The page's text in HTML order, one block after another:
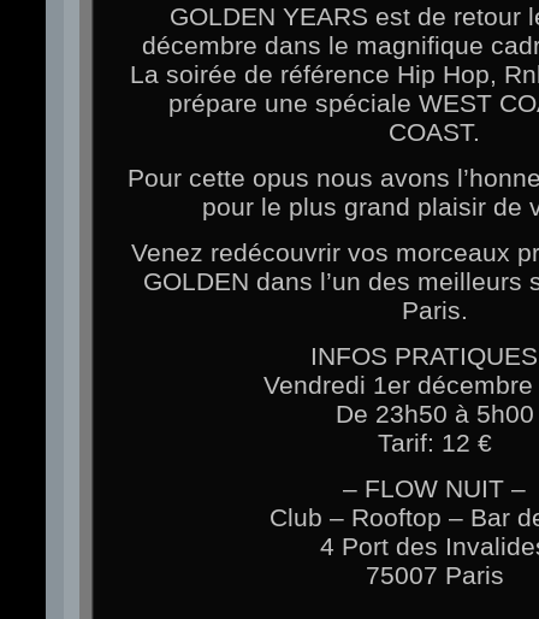
GOLDEN YEARS est de retour
décembre dans le magnifique
La soirée de référence Hip Hop,
prépare une spéciale WEST
COAST.
Pour cette opus nous avons
pour le plus grand plaisir de
Venez redécouvrir vos morceaux
GOLDEN dans l’un des meilleurs
Paris.
INFOS
Vendredi 1er
De 23h50 à 5h00
Tarif: 12 €
– FLOW NUIT –
Club – Rooftop – Bar
4 Port des
75007 Paris